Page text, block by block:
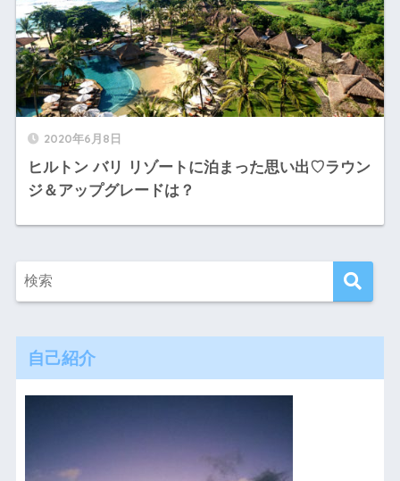
2020年6月8日
ヒルトン バリ リゾートに泊まった思い出♡ラウン
ジ＆アップグレードは？
自己紹介